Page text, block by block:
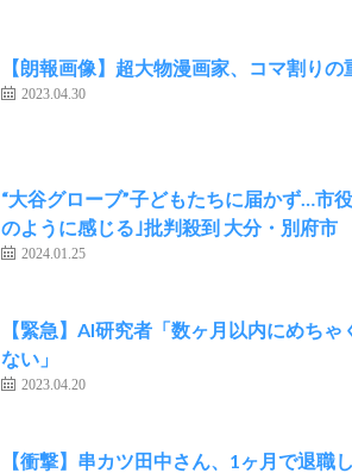
【朗報画像】超大物漫画家、コマ割り
2023.04.30
“大谷グローブ”子どもたちに届かず…市
のように感じる｣批判殺到 大分・別府市
2024.01.25
【緊急】AI研究者「数ヶ月以内にめち
ない」
2023.04.20
【衝撃】串カツ田中さん、1ヶ月で退